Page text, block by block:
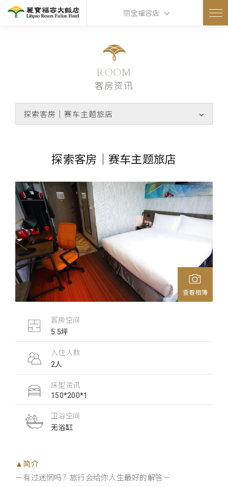
丽宝福容店
ROOM
客房资讯
探索客房｜赛车主题旅店
探索客房｜赛车主题旅店
查看相簿
客房空间
5.5坪
入住人数
2人
床型资讯
150*200*1
卫浴空间
无浴缸
▲简介
－有过迷惘吗？旅行会给你人生最好的解答－